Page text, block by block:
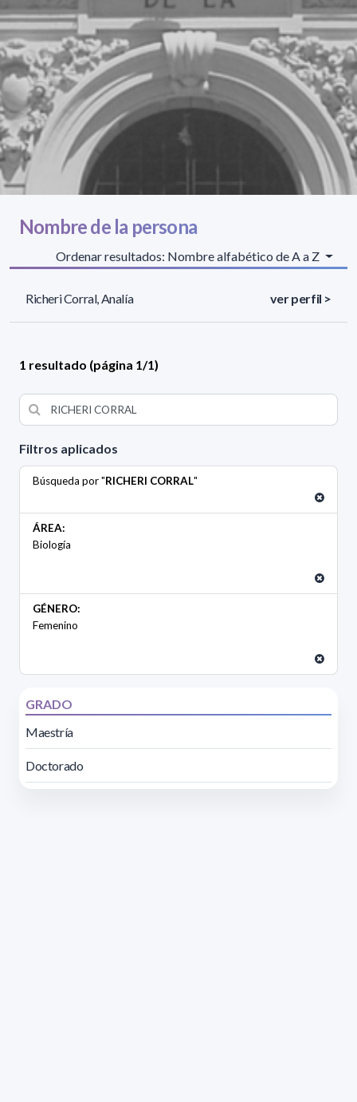
Filtros aplicados
Búsqueda por "RICHERI CORRAL"
ÁREA:
Biología
GÉNERO:
Femenino
GRADO
Maestría
Doctorado
Nombre de la persona
Ordenar resultados: Nombre alfabético de A a Z
Richeri Corral, Analía ver perfil >
1 resultado (página 1/1)